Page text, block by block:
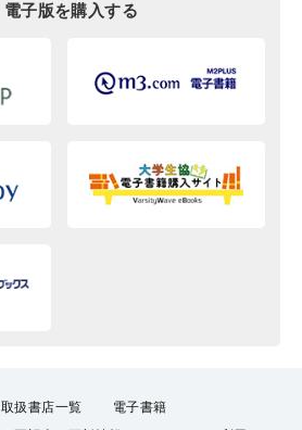
電子版を購入する
取扱書店一覧
電子書籍